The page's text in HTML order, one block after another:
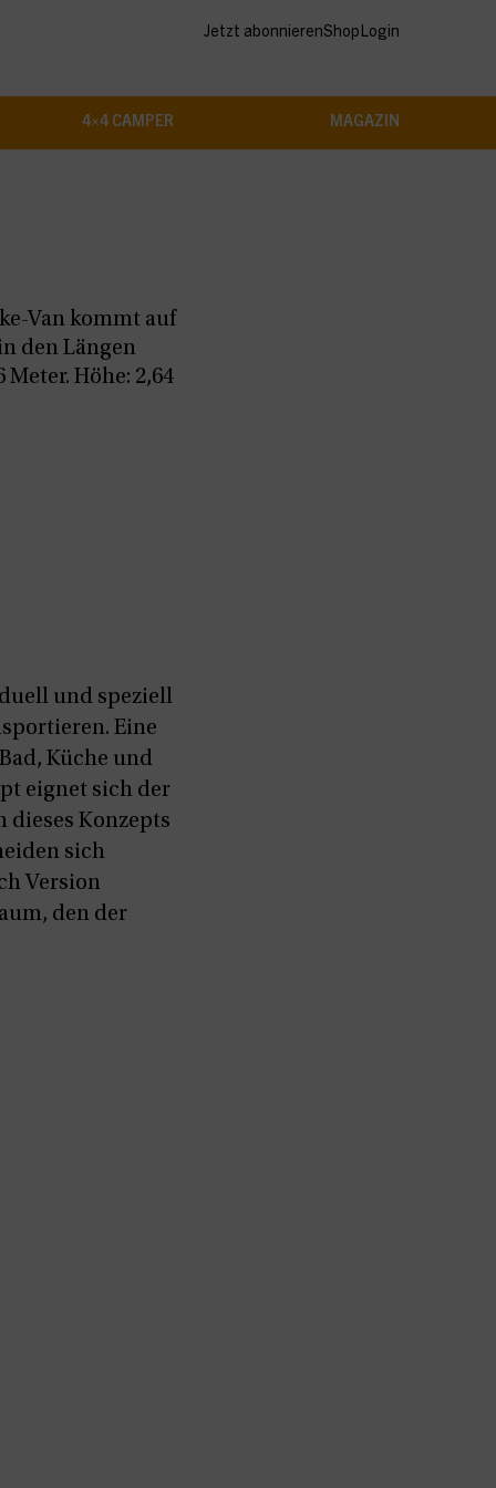
Jetzt abonnierenShop Login
4×4 CAMPER MAGAZIN
Van kommt auf
den Längen
Meter. Höhe: 2,64
und speziell
Eine
Küche und
eignet sich der
dieses Konzepts
sich
Version
den der